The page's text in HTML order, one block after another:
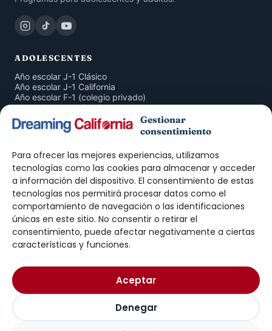
Gestionar
consentimiento
Para ofrecer las mejores experiencias, utilizamos
tecnologías como las cookies para almacenar y acceder
a información del dispositivo. El consentimiento de estas
tecnologías nos permitirá procesar datos como el
comportamiento de navegación o las identificaciones
únicas en este sitio. No consentir o retirar el
consentimiento, puede afectar negativamente a ciertas
características y funciones.
Aceptar
Denegar
ADOLESCENTES
Año escolar J-1 Clásico
Año escolar J-1 California
Año escolar F-1 (colegio privado)
Curso Completo San Diego
San Diego 4 Semanas
Inmersión en Familia
ADULTOS
Curso de Inglés San Diego
Prácticas J-1 · Intern
Prácticas J-1 · Trainee
Work & Travel
Au Pair
Nosotros
Blog
Contacto